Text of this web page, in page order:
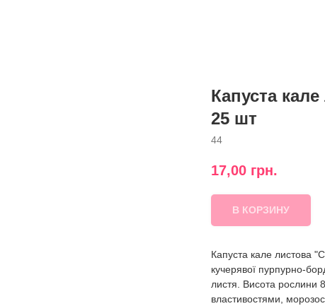
Капуста
25 шт
44
17,00 грн.
В КОРЗИНУ
Капуста кале листова
кучерявої пурпурно-
листя. Висота рослини
властивостями,